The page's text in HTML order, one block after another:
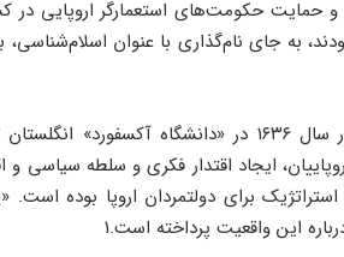
و حمایت حکومت‌های استعمارگر اروپایی در
به جای نام‌گذاری با عنوان اسلام‌شناسی،
کرسی مطالعات اسلام در سال ۱۶۳۲ در «دانشگاه کمبریج» و در سال ۱۶۳۶ در «دانشگاه
ایجاد اقتدار فکری و سلطه سیاسی و
برای دولتمردان اروپا بوده است.
این واقعیت پرداخته است.۱